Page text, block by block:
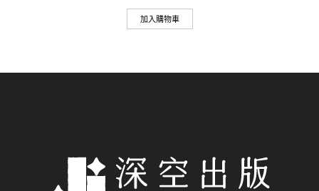
價
格：
加入購物車